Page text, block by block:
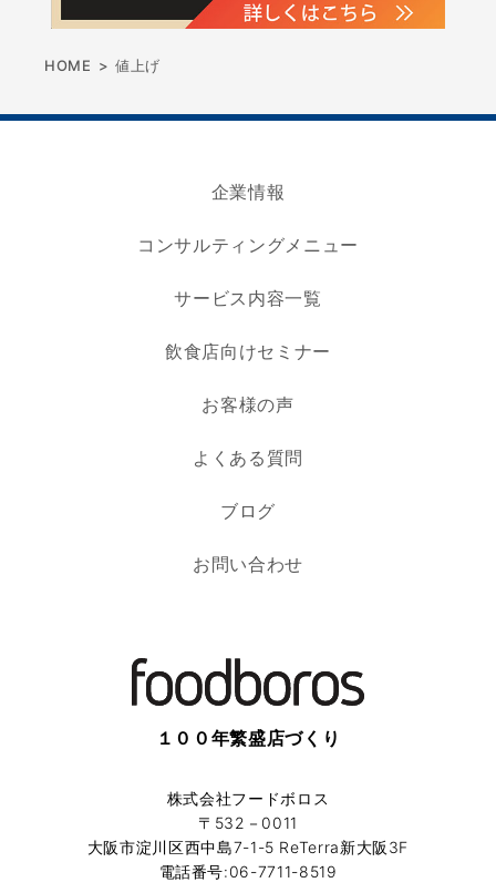
HOME > 値上げ
企業情報
コンサルティングメニュー
サービス内容一覧
飲食店向けセミナー
お客様の声
よくある質問
ブログ
お問い合わせ
１００年繁盛店づくり
株式会社フードボロス
〒532－0011
大阪市淀川区西中島7-1-5 ReTerra新大阪3F
電話番号:06-7711-8519